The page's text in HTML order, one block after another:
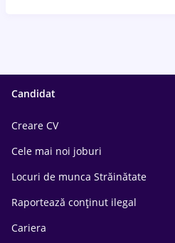
Candidat
Creare CV
Cele mai noi joburi
Locuri de munca Străinătate
Raportează conținut ilegal
Cariera